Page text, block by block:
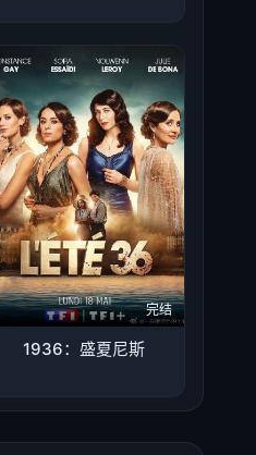
完结
1936：盛夏尼斯